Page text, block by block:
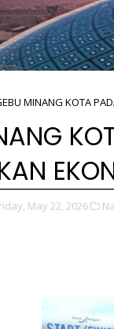
MINANG KOTA
May 22, 2026